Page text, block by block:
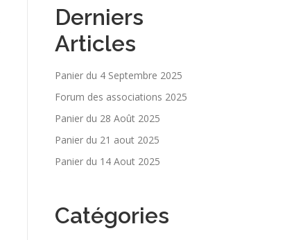
Derniers
Articles
Panier du 4 Septembre 2025
Forum des associations 2025
Panier du 28 Août 2025
Panier du 21 aout 2025
Panier du 14 Aout 2025
Catégories